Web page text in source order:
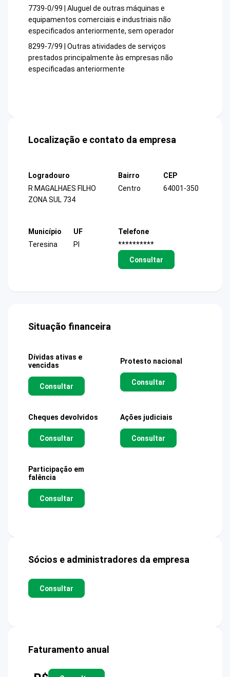
7739-0/99 | Aluguel de outras máquinas e
equipamentos comerciais e industriais não
especificados anteriormente, sem operador
8299-7/99 | Outras atividades de serviços
prestados principalmente às empresas não
especificadas anteriormente
Localização e contato da empresa
Logradouro
R MAGALHAES FILHO
ZONA SUL 734
Bairro
Centro
CEP
64001-350
Município
Teresina
UF
PI
Telefone
**********
Consultar
Situação financeira
Dívidas ativas e
vencidas
Consultar
Protesto nacional
Consultar
Cheques devolvidos
Consultar
Ações judiciais
Consultar
Participação em
falência
Consultar
Sócios e administradores da empresa
Consultar
Faturamento anual